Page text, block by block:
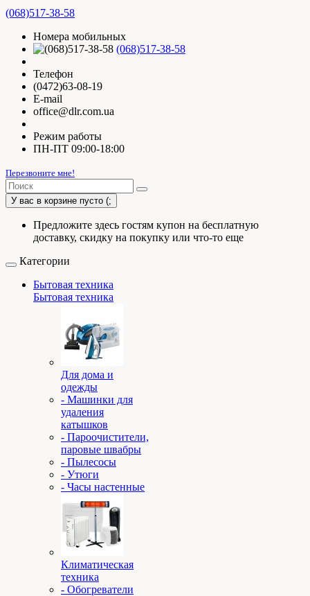
(068)517-38-58
Номера мобильных
(068)517-38-58
Телефон
(0472)63-08-19
E-mail
office@dlr.com.ua
Режим работы
ПН-ПТ 09:00-18:00
Перезвоните мне!
У вас в корзине пусто (;
Предложите здесь гостям купон на бесплатную
доставку, скидку на покупку или что-то еще
Категории
Бытовая техника
Бытовая техника
Для дома и
одежды
- Машинки для
удаления
катышков
- Пароочистители,
паровые швабры
- Пылесосы
- Утюги
- Часы настенные
Климатическая
техника
- Обогреватели